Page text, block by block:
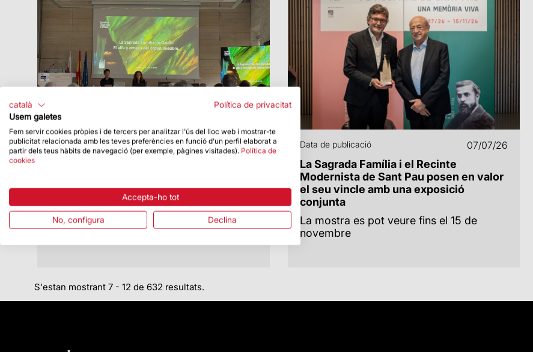
Data de publicació 10/07/26
Antoni Gaudí a Comillas
La participació de la Sagrada Família ha
tingut lloc el 9 de juliol
Data de publicació 07/07/26
La Sagrada Família i el Recinte
Modernista de Sant Pau posen en valor
el seu vincle amb una exposició
conjunta
La mostra es pot veure fins el 15 de
novembre
S'estan mostrant 7 - 12 de 632 resultats.
català
Política de privacitat
Usem galetes
Fem servir cookies pròpies i de tercers per analitzar l'ús del lloc web i mostrar-te
publicitat relacionada amb les teves preferències en funció d'un perfil elaborat a
partir dels teus hàbits de navegació (per exemple, pàgines visitades). Política de
cookies
Accepta-ho tot
No, configura Declina